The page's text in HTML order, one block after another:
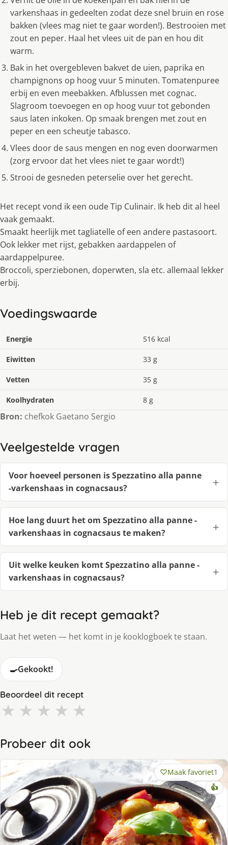
varkenshaas in gedeelten zodat deze snel bruin en rose
bakken (vlees mag niet te gaar worden!). Bestrooien met
zout en peper. Haal het vlees uit de pan en hou dit
warm.
Bak in het overgebleven bakvet de uien, paprika en
champignons op hoog vuur 5 minuten. Tomatenpuree
erbij en even meebakken. Afblussen met cognac.
Slagroom toevoegen en op hoog vuur tot gebonden
saus laten inkoken. Op smaak brengen met zout en
peper en een scheutje tabasco.
Vlees door de saus mengen en nog even doorwarmen
(zorg ervoor dat het vlees niet te gaar wordt!)
Strooi de gesneden peterselie over het gerecht.
Het recept vond ik een oude Tip Culinair. Ik heb dit al heel
vaak gemaakt.
Smaakt heerlijk met tagliatelle of een andere pastasoort.
Ook lekker met rijst, gebakken aardappelen of
aardappelpuree.
Broccoli, sperziebonen, doperwten, sla etc. allemaal lekker
erbij.
Voedingswaarde
Energie 516 kcal
Eiwitten 33 g
Vetten 35 g
Koolhydraten 8 g
Bron: chefkok Gaetano Sergio
Veelgestelde vragen
Voor hoeveel personen is Spezzatino alla panne
-varkenshaas in cognacsaus?
Hoe lang duurt het om Spezzatino alla panne -
varkenshaas in cognacsaus te maken?
Uit welke keuken komt Spezzatino alla panne -
varkenshaas in cognacsaus?
Heb je dit recept gemaakt?
Laat het weten — het komt in je kooklogboek te staan.
🍳Gekookt!
Beoordeel dit recept
★ ★ ★ ★ ★
Probeer dit ook
Maak favoriet1
👍